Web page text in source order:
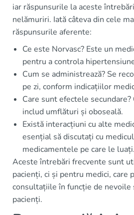
iar răspunsurile la aceste
nelămuriri. Iată câteva din cele
răspunsurile aferente:
Ce este Norvasc? Este un
pentru a controla
Cum se administrează? Se
pe zi, conform indicațiilor
Care sunt efectele secundare?
includ umflături și oboseală.
Există interacțiuni cu alte
esențial să discutați cu
medicamentele pe care le luați.
Aceste întrebări frecvente sunt
pacienți, ci și pentru medici, care
consultațiile în funcție de nevoile
pacienți.